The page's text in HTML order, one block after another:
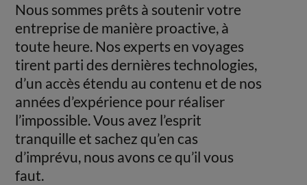
Nous sommes prêts à soutenir votre
entreprise de manière proactive, à
toute heure. Nos experts en voyages
tirent parti des dernières technologies,
d’un accès étendu au contenu et de nos
années d’expérience pour réaliser
l’impossible. Vous avez l’esprit
tranquille et sachez qu’en cas
d’imprévu, nous avons ce qu’il vous
faut.